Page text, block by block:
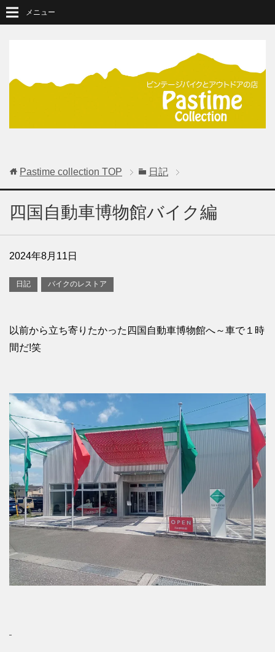
メニュー
Pastime collection TOP 日記
四国自動車博物館バイク編
2024年8月11日
日記 バイクのレストア
以前から立ち寄りたかった四国自動車博物館へ～車で１時
間だ!笑